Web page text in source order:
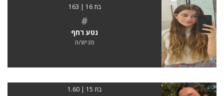
בת 16 | 163
#
נטע רחף
מגיש/ה
בת 15 | 1.60